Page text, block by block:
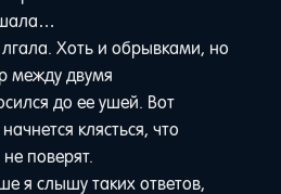
Хоть и обрывками, но
между двумя
до ее ушей. Вот
клясться, что
поверят.
я слышу таких ответов,